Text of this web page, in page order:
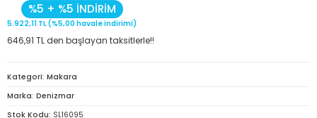
%5 + %5 İNDİRİM
5.922,11 TL (%5,00 havale indirimi)
646,91 TL den başlayan taksitlerle!!
Kategori Makara
Marka Denizmar
Stok Kodu SL16095